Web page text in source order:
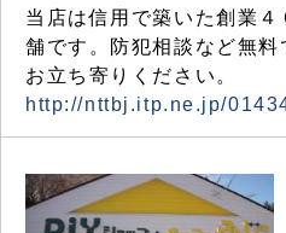
当店は信用で築いた創業
舗です。防犯相談など無
お立ち寄りください。
http://nttbj.itp.ne.jp/